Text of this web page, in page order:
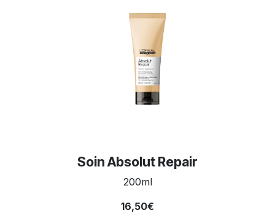
Soin Absolut Repair
200ml
16,50€